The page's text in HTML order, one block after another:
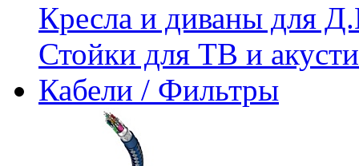
Кресла и диваны для
Стойки для ТВ и
Кабели / Фильтры